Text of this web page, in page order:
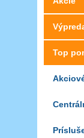
Top